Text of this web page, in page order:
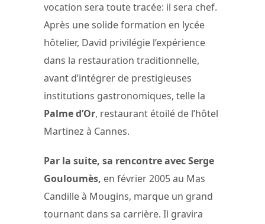
vocation sera toute tracée: il sera chef.
Après une solide formation en lycée
hôtelier, David privilégie l’expérience
dans la restauration traditionnelle,
avant d’intégrer de prestigieuses
institutions gastronomiques, telle la
Palme d’Or, restaurant étoilé de l’hôtel
Martinez à Cannes.
Par la suite, sa rencontre avec Serge
Gouloumès, en février 2005 au Mas
Candille à Mougins, marque un grand
tournant dans sa carrière. Il gravira